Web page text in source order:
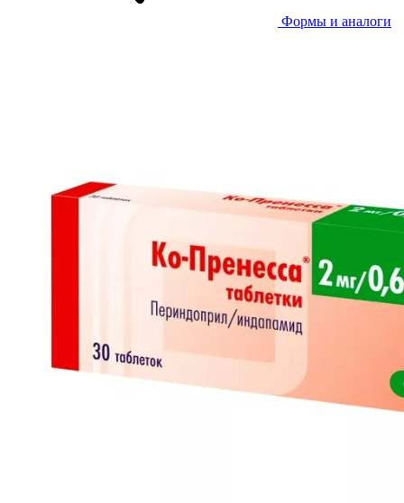
Формы и аналоги